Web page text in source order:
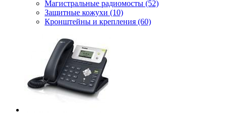
Магистральные радиомосты (52)
Защитные кожухи (10)
Кронштейны и крепления (60)